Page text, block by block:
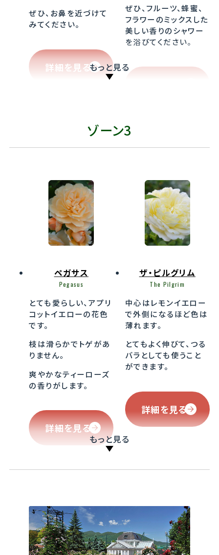
ぜひ、お鼻を近づけて
みてください。
詳細を見る
ぜひ、フルーツ、蜂蜜、
フラワーのミックスした
美しい香りのシャワー
を浴びてください。
クロッカス・ローズ
Crocus Rose
小さめな花びらがびっ
リアのような花形です。
柔らかな印象のバラ
は？と聞かれたら私な
らクロッカスローズを
思い浮かべます。
イモージェン
Imogen
2016年作出の新しい
淡いイエローなんです
が、退色が早く、すぐ白
っぽくなりますが、散っ
た花弁が可愛いんで
す。だから許しちゃいま
ブライス・スピリット
Blythe Spirit
直径7ｃｍほどの透き
ザ・ポエッツ・ワイフ
The Poet's Wife
今までのイングリッシ
もっと見る
ゾーン3
ペガサス
Pegasus
とても愛らしい、アプリ
コットイエローの花色
です。
枝は滑らかでトゲがあ
りません。
爽やかなティーローズ
の香りがします。
詳細を見る
ザ・ピルグリム
The Pilgrim
中心はレモンイエロー
で外側になるほど色は
薄れます。
とてもよく伸びて、つる
バラとしても使うこと
ができます。
詳細を見る
もっと見る